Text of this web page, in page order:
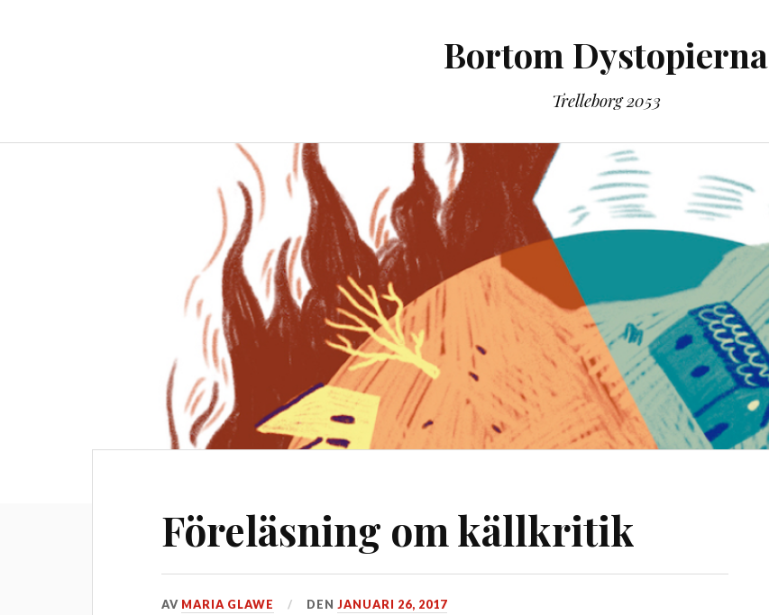
Bortom Dystopierna
Trelleborg 2053
Föreläsning om källkritik
AV MARIA GLAWE DENJANUARI 26, 2017